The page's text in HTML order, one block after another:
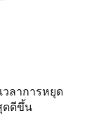
ลาการหยุด
ดดีขึ้น